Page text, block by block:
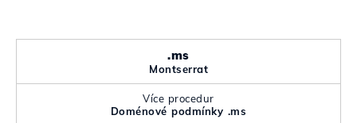
.ms
Montserrat
Více procedur
Doménové podmínky .ms